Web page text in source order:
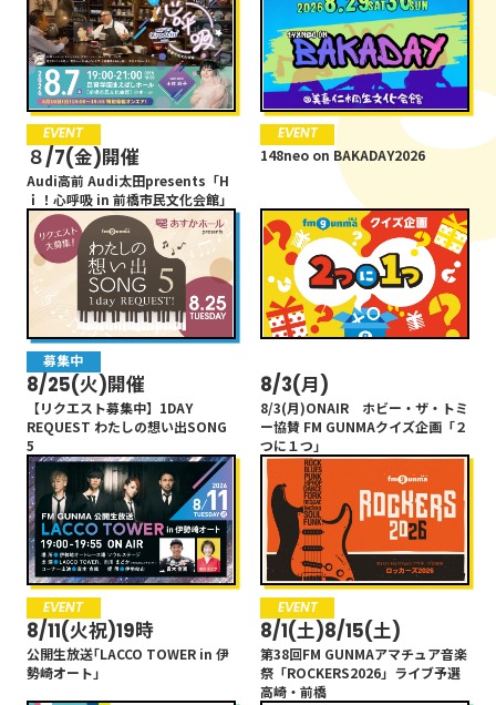
20:30
20:55
GENERATIONSの
GENETALK
GENERATIONS from EXILE TRIBE
20:55
21:00
21:00
21:55
S.I.N NEXT GENERATION
坂本昌行 長野博井ノ原快彦
21:55
22:00
NEWS
22:00
22:55
SPITZ 草野マサムネのロッ
ク大陸漫遊記
草野マサムネ
22:55
23:00
NEWS
23:00
23:55
桑田佳祐のやさしい夜遊び
EVENT
８/7(金)開催
Audi高前 Audi太田presents「H
ｉ！心呼吸 in 前橋市民文化会館」
EVENT
148neo on BAKADAY2026
募集中
8/25(火)開催
【リクエスト募集中】1DAY
REQUEST わたしの想い出SONG
5
8/3(月)
8/3(月)ONAIR ホビー・ザ・トミ
ー協賛 FM GUNMAクイズ企画「２
つに１つ」
EVENT
8/11(火祝)19時
公開生放送｢LACCO TOWER in 伊
勢崎オート｣
EVENT
8/1(土)8/15(土)
第38回FM GUNMAアマチュア音楽
祭「ROCKERS2026」ライブ予選
高崎・前橋
募集中
8/25(火)開催
【リクエスト募集中】1DAY
REQUEST わたしの想い出SONG
EVENT
８/7(金)開催
Audi高前 Audi太田presents「H
ｉ！心呼吸 in 前橋市民文化会館」
EVENT
148neo on BAKADAY2026
EVENT
8/11(火祝)19時
公開生放送｢LACCO TOWER in 伊
勢崎オート｣
8/1(土)8/15(土)
第38回FM GUNMAアマチュア音楽
祭「ROCKERS2026」ライブ予選
高崎・前橋
CANPAIGN
8/30(日)
8/30(日)群馬マスコミ３社マッ
チ 「群馬ダイヤモンドペガサス
VS福島レッドホープス」
EVENT
８/7(金)開催
Audi高前 Audi太田presents「H
ｉ！心呼吸 in 前橋市民文化会館」
EVENT
148neo on BAKADAY2026
EVENT
8/11(火祝)19時
公開生放送｢LACCO TOWER in 伊
勢崎オート｣
8/1(土)8/15(土)
第38回FM GUNMAアマチュア音楽
祭「ROCKERS2026」ライブ予選
高崎・前橋
お知らせ
8/17(月)14:00~
特別番組「待ち遠しい！国スポ全
スポが群馬にやってくる」
お知らせ
8/19（水）14:00~
8/19(水) 特別番組『中学生のため
のお仕事ブックSPECIAL』